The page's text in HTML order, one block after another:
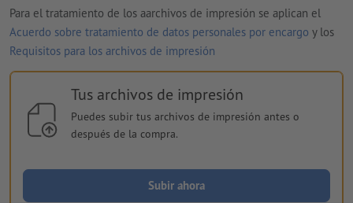
Para el tratamiento de los aarchivos de impresión se aplican el
Acuerdo sobre tratamiento de datos personales por encargo y los
Requisitos para los archivos de impresión
Tus archivos de impresión
Puedes subir tus archivos de impresión antes o
después de la compra.
Subir ahora